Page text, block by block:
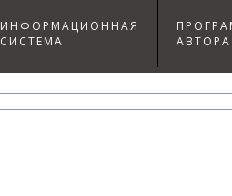
ИНФОРМАЦИОННАЯ
СИСТЕМА
АВТОРА